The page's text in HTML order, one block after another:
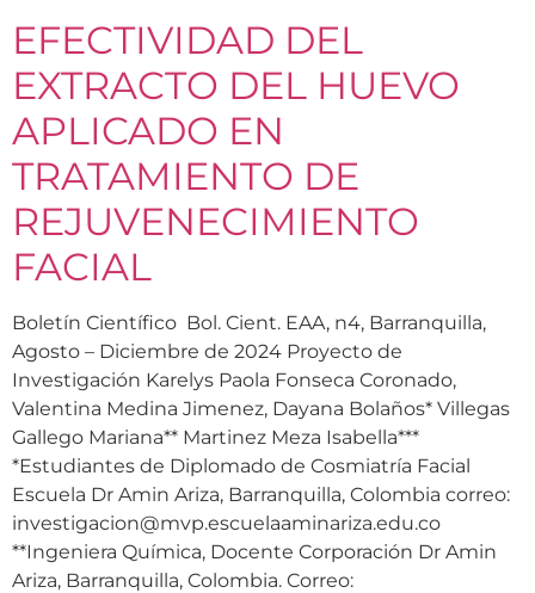
EFECTIVIDAD DEL
EXTRACTO DEL HUEVO
APLICADO EN
TRATAMIENTO DE
REJUVENECIMIENTO
FACIAL
Boletín Científico Bol. Cient. EAA, n4, Barranquilla,
Agosto – Diciembre de 2024 Proyecto de
Investigación Karelys Paola Fonseca Coronado,
Valentina Medina Jimenez, Dayana Bolaños* Villegas
Gallego Mariana** Martinez Meza Isabella***
*Estudiantes de Diplomado de Cosmiatría Facial
Escuela Dr Amin Ariza, Barranquilla, Colombia correo:
investigacion@mvp.escuelaaminariza.edu.co
**Ingeniera Química, Docente Corporación Dr Amin
Ariza, Barranquilla, Colombia. Correo: